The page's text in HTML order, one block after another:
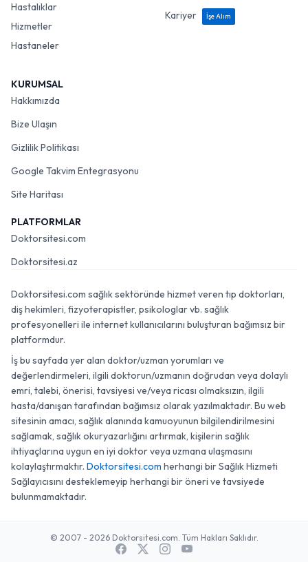
Hastalıklar
Hizmetler
Hastaneler
Kariyer
İşe Alım
KURUMSAL
Hakkımızda
Bize Ulaşın
Gizlilik Politikası
Google Takvim Entegrasyonu
Site Haritası
PLATFORMLAR
Doktorsitesi.com
Doktorsitesi.az
Doktorsitesi.com sağlık sektöründe hizmet veren tıp doktorları,
diş hekimleri, fizyoterapistler, psikologlar vb. sağlık
profesyonelleri ile internet kullanıcılarını buluşturan bağımsız bir
platformdur.
İş bu sayfada yer alan doktor/uzman yorumları ve
değerlendirmeleri, ilgili doktorun/uzmanın doğrudan veya dolaylı
emri, talebi, önerisi, tavsiyesi ve/veya ricası olmaksızın, ilgili
hasta/danışan tarafından bağımsız olarak yazılmaktadır. Bu web
sitesinin amacı, sağlık alanında kamuoyunun bilgilendirilmesini
sağlamak, sağlık okuryazarlığını artırmak, kişilerin sağlık
ihtiyaçlarına uygun en iyi doktor veya uzmana ulaşmasını
kolaylaştırmaktır. Doktorsitesi.com herhangi bir Sağlık Hizmeti
Sağlayıcısını desteklemeyip herhangi bir öneri ve tavsiyede
bulunmamaktadır.
© 2007 - 2026 Doktorsitesi.com. Tüm Hakları Saklıdır.